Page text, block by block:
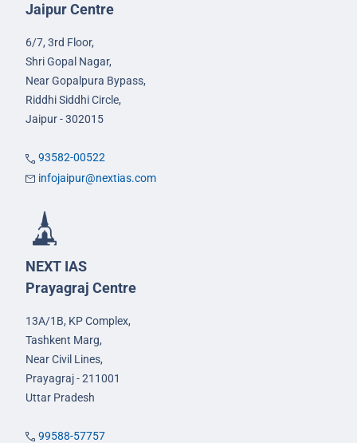
Jaipur Centre
6/7, 3rd Floor,
Shri Gopal Nagar,
Near Gopalpura Bypass,
Riddhi Siddhi Circle,
Jaipur - 302015
93582-00522
infojaipur@nextias.com
NEXT IAS
Prayagraj Centre
13A/1B, KP Complex,
Tashkent Marg,
Near Civil Lines,
Prayagraj - 211001
Uttar Pradesh
99588-57757